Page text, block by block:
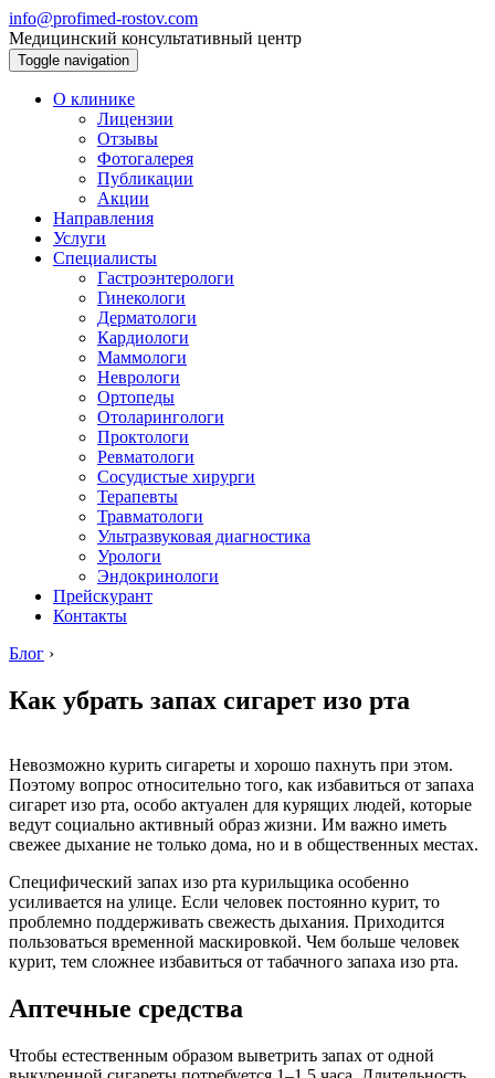
info@profimed-rostov.com
Медицинский консультативный центр
Toggle navigation
О клинике
Лицензии
Отзывы
Фотогалерея
Публикации
Акции
Направления
Услуги
Специалисты
Гастроэнтерологи
Гинекологи
Дерматологи
Кардиологи
Маммологи
Неврологи
Ортопеды
Отоларингологи
Проктологи
Ревматологи
Сосудистые хирурги
Терапевты
Травматологи
Ультразвуковая диагностика
Урологи
Эндокринологи
Прейскурант
Контакты
Блог ›
Как убрать запах сигарет изо рта
Невозможно курить сигареты и хорошо пахнуть при этом.
Поэтому вопрос относительно того, как избавиться от запаха
сигарет изо рта, особо актуален для курящих людей, которые
ведут социально активный образ жизни. Им важно иметь
свежее дыхание не только дома, но и в общественных местах.
Специфический запах изо рта курильщика особенно
усиливается на улице. Если человек постоянно курит, то
проблемно поддерживать свежесть дыхания. Приходится
пользоваться временной маскировкой. Чем больше человек
курит, тем сложнее избавиться от табачного запаха изо рта.
Аптечные средства
Чтобы естественным образом выветрить запах от одной